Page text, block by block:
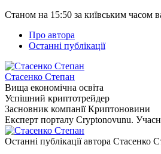
Станом на 15:50 за київським часом
Про автора
Останні публікації
Стасенко Степан
Вища економічна освіта
Успішний криптотрейдер
Засновник компанії Криптоновини
Експерт порталу Cryptonovunu.
Останні публікації автора Стасенко